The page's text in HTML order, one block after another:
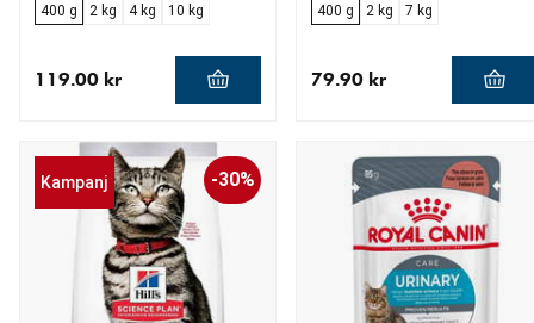
400 g 2 kg 4 kg 10 kg
119.00 kr
400 g 2 kg 7 kg
79.90 kr
Kampanj -30%